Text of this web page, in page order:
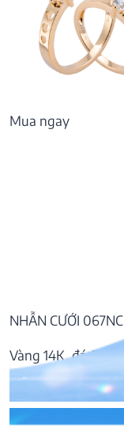
Mua ngay
NHẪN CƯỚI 067NC
Vàng 14K, đá CZ
11.637.000₫